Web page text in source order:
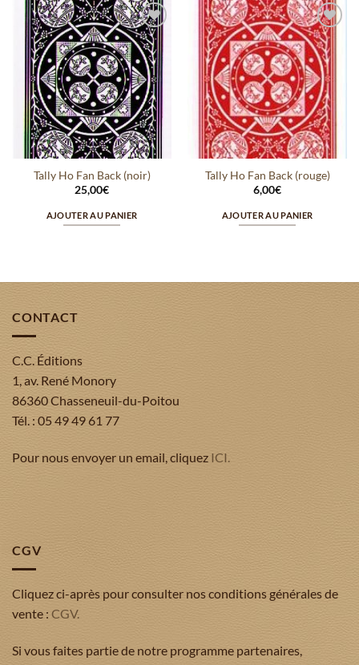
Ajouter
à la
wishlist
Tally Ho Fan Back (noir)
25,00€
AJOUTER AU PANIER
Ajouter
à la
wishlist
Tally Ho Fan Back (rouge)
6,00€
AJOUTER AU PANIER
CONTACT
C.C. Éditions
1, av. René Monory
86360 Chasseneuil-du-Poitou
Tél. : 05 49 49 61 77
Pour nous envoyer un email, cliquez ICI.
CGV
Cliquez ci-après pour consulter nos conditions générales de
vente : CGV.
Si vous faites partie de notre programme partenaires,